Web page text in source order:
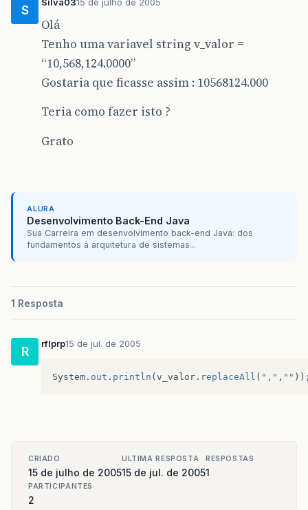
S
Olá
Tenho uma variavel string v_valor =
“10,568,124.0000”
Gostaria que ficasse assim : 10568124.000
Teria como fazer isto ?
Grato
ALURA
Desenvolvimento Back-End Java
Sua Carreira em desenvolvimento back-end Java: dos
fundamentos à arquitetura de sistemas...
1 Resposta
R
rflprp15 de jul. de 2005
System . out . println ( v_valor . replaceAll ( "," , ""
CRIADO
15 de julho de 2005
ULTIMA RESPOSTA
15 de jul. de 2005
RESPOSTAS
1
PARTICIPANTES
2